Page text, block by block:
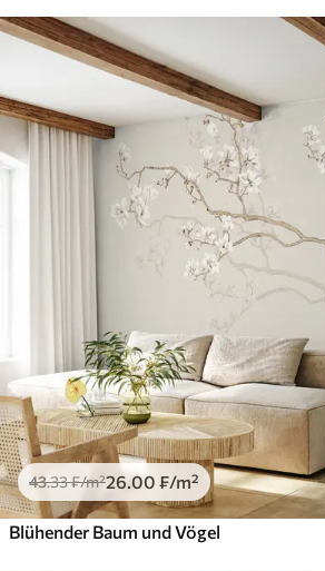
43.33₣/m²26.00 ₣/m²
Blühender Baum und Vögel